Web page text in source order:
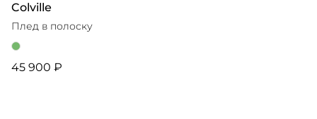
Colville
Плед в полоску
45 900 ₽